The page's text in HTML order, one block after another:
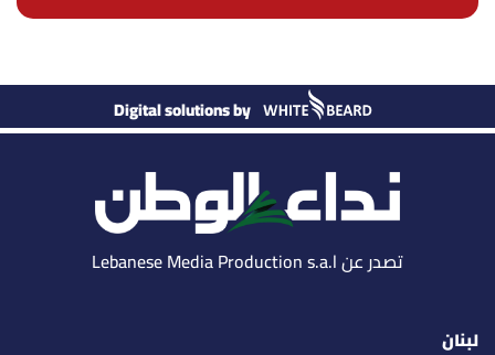
Digital solutions by
تصدر عن Lebanese Media Production s.a.l
لبنان